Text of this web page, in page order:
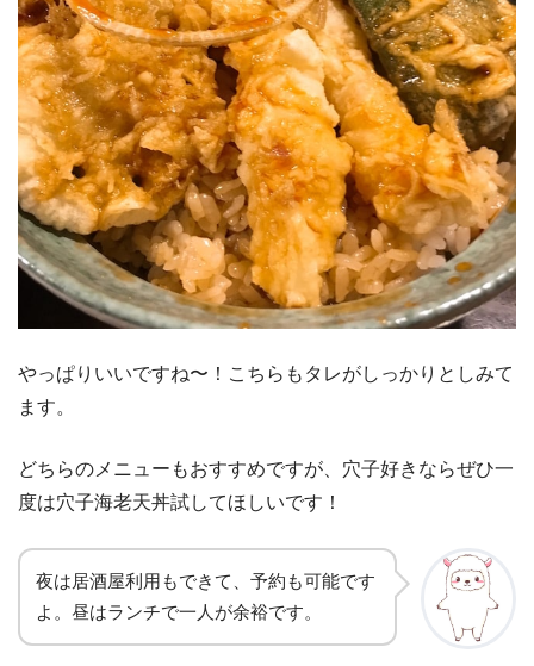
やっぱりいいですね〜！こちらもタレがしっかりとしみて
ます。
どちらのメニューもおすすめですが、穴子好きならぜひ一
度は穴子海老天丼試してほしいです！
夜は居酒屋利用もできて、予約も可能です
よ。昼はランチで一人が余裕です。